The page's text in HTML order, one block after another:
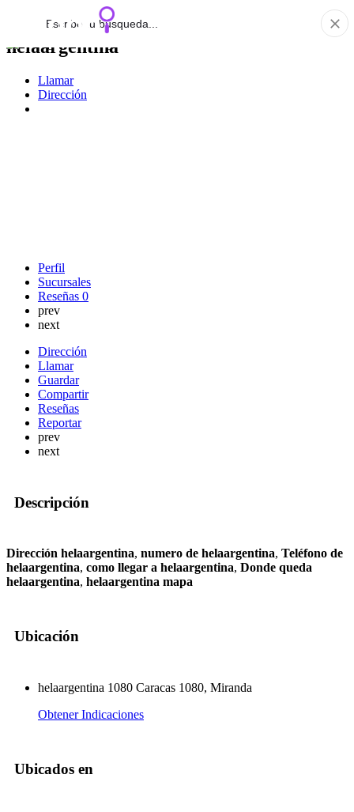
helaargentina
Llamar
Dirección
Perfil
Sucursales
Reseñas 0
prev
next
Dirección
Llamar
Guardar
Compartir
Reseñas
Reportar
prev
next
Descripción
Dirección helaargentina, numero de helaargentina, Teléfono de
helaargentina, como llegar a helaargentina, Donde queda
helaargentina, helaargentina mapa
Ubicación
helaargentina 1080 Caracas 1080, Miranda
Obtener Indicaciones
Ubicados en